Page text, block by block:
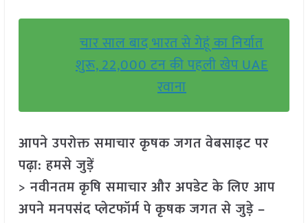
चार साल बाद भारत से गेहूं का निर्यात
शुरू, 22,000 टन की पहली खेप UAE
रवाना
आपने उपरोक्त समाचार कृषक जगत वेबसाइट पर
पढ़ा: हमसे जुड़ें
> नवीनतम कृषि समाचार और अपडेट के लिए आप
अपने मनपसंद प्लेटफॉर्म पे कृषक जगत से जुड़े –